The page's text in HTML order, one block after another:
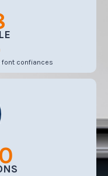
font confiances